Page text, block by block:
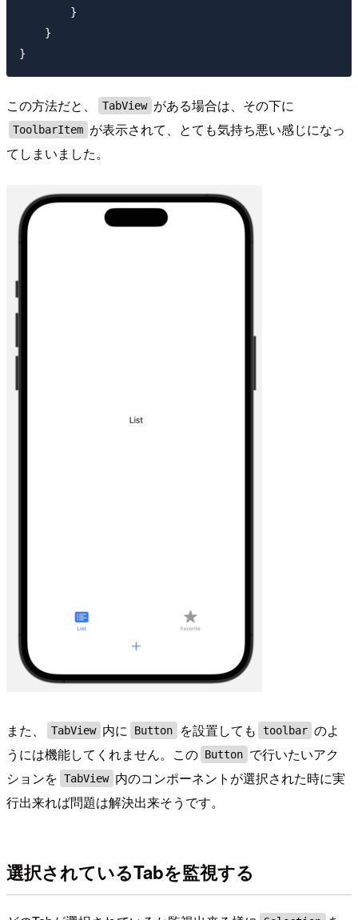
        }
    }
この方法だと、 TabView がある場合は、その下に
ToolbarItem が表示されて、とても気持ち悪い感じになっ
てしまいました。
また、 TabView 内に Button を設置しても toolbar のよ
うには機能してくれません。この Button で行いたいアク
ションを TabView 内のコンポーネントが選択された時に実
行出来れば問題は解決出来そうです。
選択されているTabを監視する